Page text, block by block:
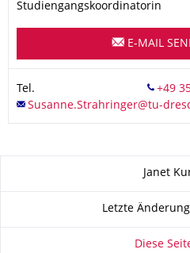
Studiengangskoordinatorin
E-MAIL
Tel.
Janet
Letzte
Diese